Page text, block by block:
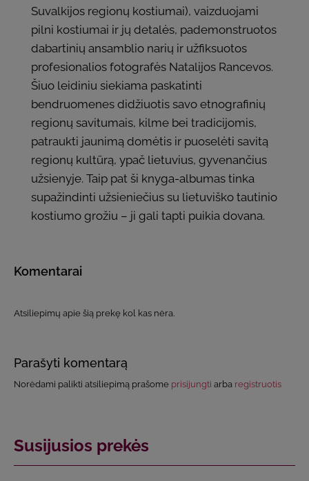
Suvalkijos regionų kostiumai), vaizduojami
pilni kostiumai ir jų detalės, pademonstruotos
dabartinių ansamblio narių ir užfiksuotos
profesionalios fotografės Natalijos Rancevos.
Šiuo leidiniu siekiama paskatinti
bendruomenes didžiuotis savo etnografinių
regionų savitumais, kilme bei tradicijomis,
patraukti jaunimą domėtis ir puoselėti savitą
regionų kultūrą, ypač lietuvius, gyvenančius
užsienyje. Taip pat ši knyga-albumas tinka
supažindinti užsieniečius su lietuviško tautinio
kostiumo grožiu – ji gali tapti puikia dovana.
Komentarai
Atsiliepimų apie šią prekę kol kas nėra.
Parašyti komentarą
Norėdami palikti atsiliepimą prašome prisijungti arba registruotis
Susijusios prekės